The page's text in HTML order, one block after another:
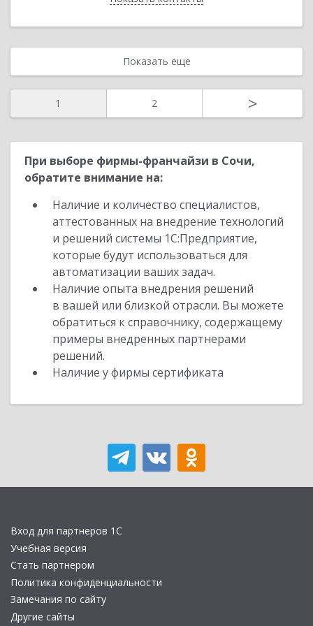
Показать еще
1 2 >
При выборе фирмы-франчайзи в Сочи,
обратите внимание на:
Наличие и количество специалистов,
аттестованных на внедрение технологий
и решений системы 1С:Предприятие,
которые будут использоваться для
автоматизации ваших задач.
Наличие опыта внедрения решений
в вашей или близкой отрасли. Вы можете
обратиться к справочнику, содержащему
примеры внедренных партнерами
решений.
Наличие у фирмы сертификата
Вход для партнеров 1С
Учебная версия
Стать партнером
Политика конфиденциальности
Замечания по сайту
Другие сайты